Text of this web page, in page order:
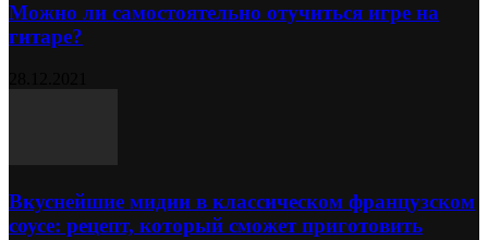
Можно ли самостоятельно отучиться игре на
гитаре?
Вкуснейшие мидии в классическом французском
соусе: рецепт, который сможет приготовить